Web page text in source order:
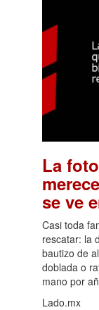
La
se ve
Casi toda
rescatar: la
bautizo de
doblada o
mano por
Lado.mx